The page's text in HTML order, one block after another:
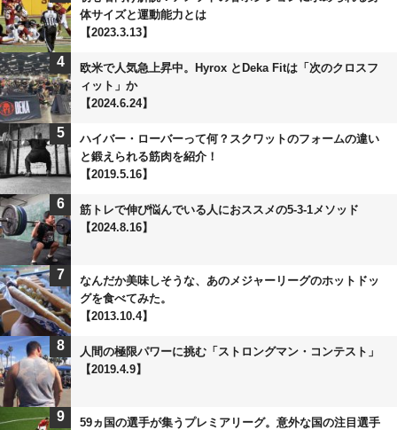
体サイズと運動能力とは
【2023.3.13】
4
欧米で人気急上昇中。Hyrox とDeka Fitは「次のクロスフ
ィット」か
【2024.6.24】
5
ハイバー・ローバーって何？スクワットのフォームの違い
と鍛えられる筋肉を紹介！
【2019.5.16】
6
筋トレで伸び悩んでいる人におススメの5-3-1メソッド
【2024.8.16】
7
なんだか美味しそうな、あのメジャーリーグのホットドッ
グを食べてみた。
【2013.10.4】
8
人間の極限パワーに挑む「ストロングマン・コンテスト」
【2019.4.9】
9
59ヵ国の選手が集うプレミアリーグ。意外な国の注目選手